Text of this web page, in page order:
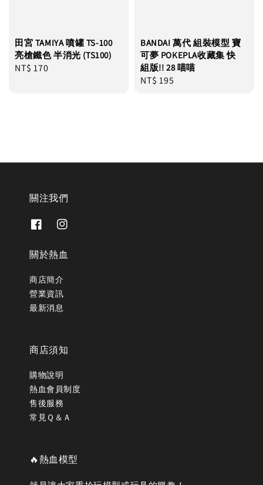
田宮 TAMIYA 噴罐 TS-100
亮槍鐵色 半消光 (TS100)
Regular
NT$ 170
BANDAI 萬代 組裝模型 寶
可夢 POKEPLA收藏集 快
組版!! 28 喵喵
Regular
NT$ 195
關注我們
關於熱血
商店簡介
營業資訊
最新消息
商店須知
購物說明
熱血會員制度
售後服務
常見Ｑ＆Ａ
🔥熱血模型